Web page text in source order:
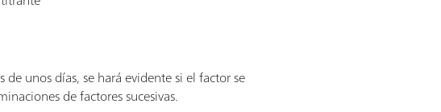
unos días, se hará evidente si el factor se
de factores sucesivas.